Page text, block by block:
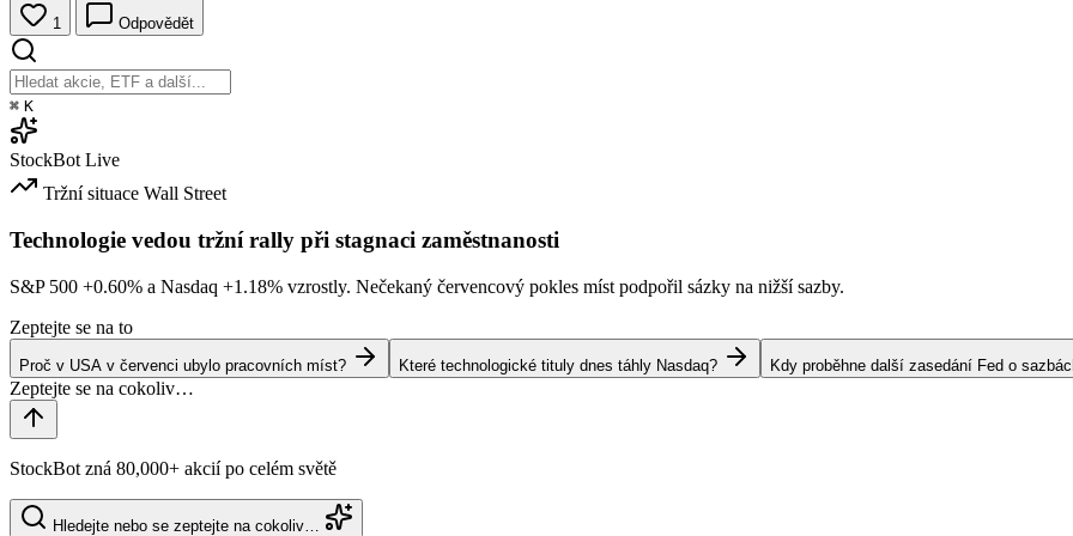
1 Odpovědět
⌘ K
StockBot Live
Tržní situace Wall Street
Technologie vedou tržní rally při stagnaci zaměstnanosti
S&P 500 +0.60% a Nasdaq +1.18% vzrostly. Nečekaný červencový pokles míst podpořil sázky na nižší sazby.
Zeptejte se na to
Proč v USA v červenci ubylo pracovních míst? Které technologické tituly dnes táhly Nasdaq? Kdy proběhne další zasedání Fed o
StockBot zná 80,000+ akcií po celém světě
Hledejte nebo se zeptejte na cokoliv…